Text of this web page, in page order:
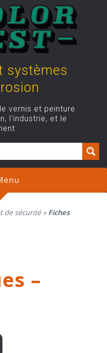
systèmes
vernis et peinture
l'industrie, et le
de sécurité» Fiches
–